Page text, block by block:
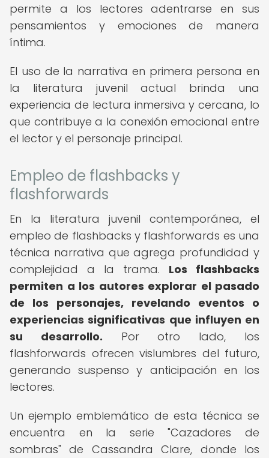
permite a los lectores adentrarse en sus
pensamientos y emociones de manera
íntima.
El uso de la narrativa en primera persona en
la literatura juvenil actual brinda una
experiencia de lectura inmersiva y cercana, lo
que contribuye a la conexión emocional entre
el lector y el personaje principal.
Empleo de flashbacks y
flashforwards
En la literatura juvenil contemporánea, el
empleo de flashbacks y flashforwards es una
técnica narrativa que agrega profundidad y
complejidad a la trama. Los flashbacks
permiten a los autores explorar el pasado
de los personajes, revelando eventos o
experiencias significativas que influyen en
su desarrollo. Por otro lado, los
flashforwards ofrecen vislumbres del futuro,
generando suspenso y anticipación en los
lectores.
Un ejemplo emblemático de esta técnica se
encuentra en la serie "Cazadores de
sombras" de Cassandra Clare, donde los